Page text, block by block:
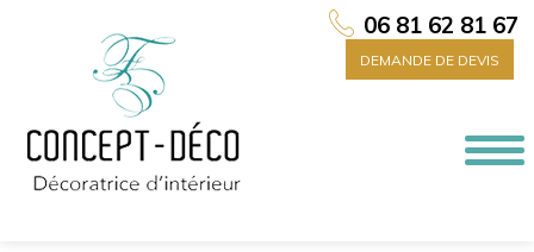
06 81 62 81 67
DEMANDE DE DEVIS